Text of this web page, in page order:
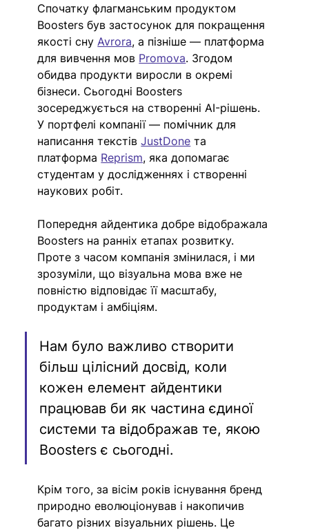
Спочатку флагманським продуктом
Boosters був застосунок для покращення
якості сну Avrora, а пізніше — платформа
для вивчення мов Promova. Згодом
обидва продукти виросли в окремі
бізнеси. Сьогодні Boosters
зосереджується на створенні AI-рішень.
У портфелі компанії — помічник для
написання текстів JustDone та
платформа Reprism, яка допомагає
студентам у дослідженнях і створенні
наукових робіт.
Попередня айдентика добре відображала
Boosters на ранніх етапах розвитку.
Проте з часом компанія змінилася, і ми
зрозуміли, що візуальна мова вже не
повністю відповідає її масштабу,
продуктам і амбіціям.
Нам було важливо створити
більш цілісний досвід, коли
кожен елемент айдентики
працював би як частина єдиної
системи та відображав те, якою
Boosters є сьогодні.
Крім того, за вісім років існування бренд
природно еволюціонував і накопичив
багато різних візуальних рішень. Це